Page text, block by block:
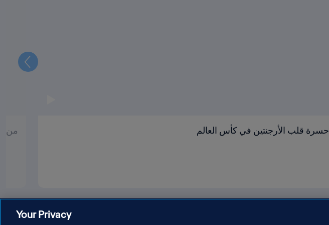
حسرة قلب الأرجنتين في كأس العالم من
التالي
Your Privacy